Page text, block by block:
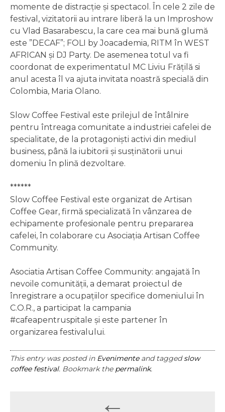
momente de distracție și spectacol. În cele 2 zile de
festival, vizitatorii au intrare liberă la un Improshow
cu Vlad Basarabescu, la care cea mai bună glumă
este ”DECAF”; FOLI by Joacademia, RITM în WEST
AFRICAN și DJ Party. De asemenea totul va fi
coordonat de experimentatul MC Liviu Frățilă si
anul acesta îl va ajuta invitata noastră specială din
Colombia, Maria Olano.
Slow Coffee Festival este prilejul de întâlnire
pentru întreaga comunitate a industriei cafelei de
specialitate, de la protagoniști activi din mediul
business, până la iubitorii și susținătorii unui
domeniu în plină dezvoltare.
******
Slow Coffee Festival este organizat de Artisan
Coffee Gear, firmă specializată în vânzarea de
echipamente profesionale pentru prepararea
cafelei, în colaborare cu Asociația Artisan Coffee
Community.
Asociatia Artisan Coffee Community: angajată în
nevoile comunității, a demarat proiectul de
înregistrare a ocupațiilor specifice domeniului în
C.O.R., a participat la campania
#cafeapentruspitale și este partener în
organizarea festivalului.
This entry was posted in Evenimenteand taggedslow
coffee festival. Bookmark the permalink.
←